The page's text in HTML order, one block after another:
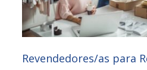
Revendedores/as para